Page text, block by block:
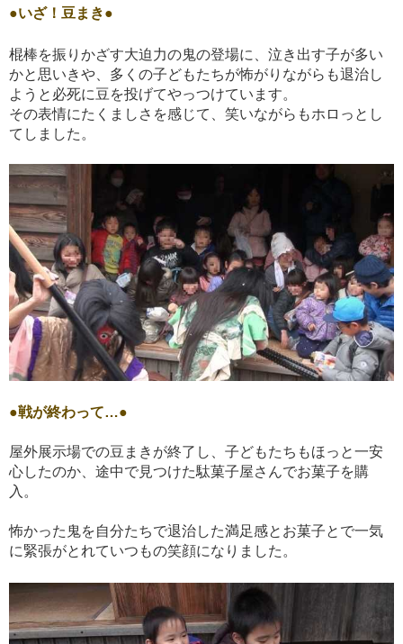
●いざ！豆まき●
棍棒を振りかざす大迫力の鬼の登場に、泣き出す子が多い
かと思いきや、多くの子どもたちが怖がりながらも退治し
ようと必死に豆を投げてやっつけています。
その表情にたくましさを感じて、笑いながらもホロっとし
てしました。
●戦が終わって…●
屋外展示場での豆まきが終了し、子どもたちもほっと一安
心したのか、途中で見つけた駄菓子屋さんでお菓子を購
入。
怖かった鬼を自分たちで退治した満足感とお菓子とで一気
に緊張がとれていつもの笑顔になりました。